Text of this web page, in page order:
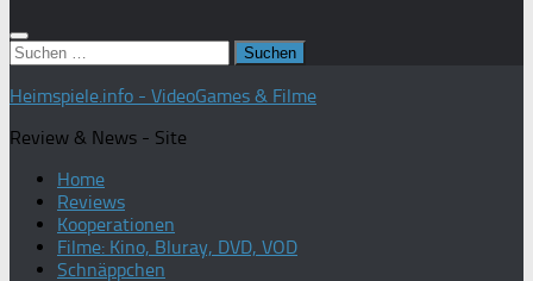
Suchen
nach:
Heimspiele.info - VideoGames & Filme
Review & News - Site
Home
Reviews
Kooperationen
Filme: Kino, Bluray, DVD, VOD
Schnäppchen